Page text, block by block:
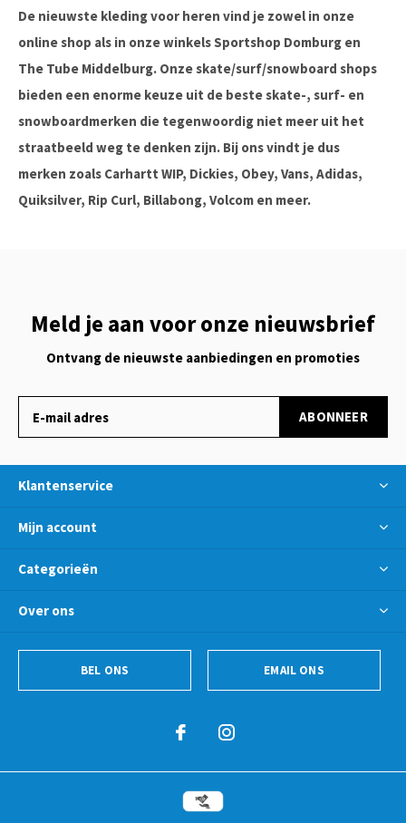
De nieuwste kleding voor heren vind je zowel in onze
online shop als in onze winkels Sportshop Domburg en
The Tube Middelburg. Onze skate/surf/snowboard shops
bieden een enorme keuze uit de beste skate-, surf- en
snowboardmerken die tegenwoordig niet meer uit het
straatbeeld weg te denken zijn. Bij ons vindt je dus
merken zoals Carhartt WIP, Dickies, Obey, Vans, Adidas,
Quiksilver, Rip Curl, Billabong, Volcom en meer.
Meld je aan voor onze nieuwsbrief
Ontvang de nieuwste aanbiedingen en promoties
ABONNEER
Klantenservice
Mijn account
Categorieën
Over ons
BEL ONS EMAIL ONS